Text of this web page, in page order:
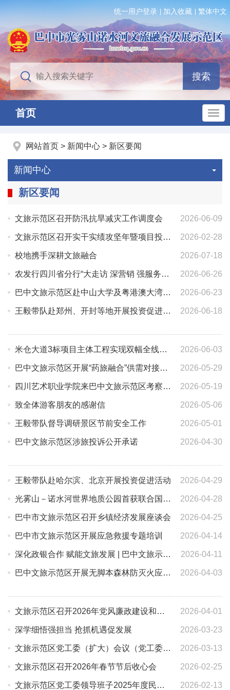
统一用户登录 加入收藏 繁体中文
首页
网站首页 > 新闻中心 > 新区要闻
新闻中心
新区要闻
2026-06-09
文旅示范区召开防汛抗旱减灾工作调度会
2026-02-28
文旅示范区召开实干实绩攻坚年暨项目投资促进攻坚年动员大会
2026-07-18
校地携手深耕文旅融合
2026-06-26
农发行四川省分行“大走访 深营销 强服务”专项行动走进巴中市文旅示范区
2026-06-23
巴中文旅示范区赴中山大学及粤港澳大湾区开展文旅康养产业考察调研
2026-06-18
王毅带队赴郑州、开封等地开展投资促进活动
2026-06-03
米仓大道3标项目主体工程实现双幅全线贯通
2026-05-29
巴中文旅示范区开展“药旅融合”供需对接活动
2026-05-19
四川艺术职业学院来巴中文旅示范区考察交流
2026-05-06
致全体游客朋友的感谢信
2026-05-01
王毅带队督导调研景区节前安全工作
2026-04-30
巴中文旅示范区涉旅投诉公开承诺
2026-04-29
王毅带队赴哈尔滨、北京开展投资促进活动
2026-04-28
光雾山－诺水河世界地质公园首获联合国教科文组织再评估“绿牌”认证
2026-04-25
巴中市文旅示范区召开乡镇经济发展座谈会
2026-04-14
巴中市文旅示范区开展应急救援专题培训
2026-04-11
深化政银合作 赋能文旅发展 | 巴中文旅示范区政银企对接工作会召开
2026-04-03
巴中文旅示范区开展无脚本森林防灭火应急演练
2026-04-01
文旅示范区召开2026年党风廉政建设和反腐败工作暨群众身边不正之风和腐败问题集中整治攻坚决战推进会
2026-03-23
深学细悟强担当 抢抓机遇促发展
2026-03-13
文旅示范区党工委（扩大）会议（党工委党建暨基层组织建设工作领导小组会议）召开
2026-02-25
文旅示范区召开2026年春节节后收心会
2026-02-13
文旅示范区党工委领导班子2025年度民主生活会暨巡察反馈意见整改专题民主生活会召开